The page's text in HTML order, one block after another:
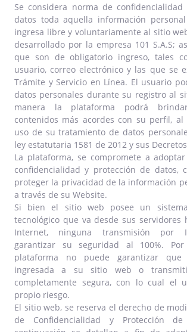
Se considera norma de
datos toda aquella información
ingresa libre y voluntariamente al sitio
desarrollado por la empresa 101 S.A.S;
que son de obligatorio ingreso, tales
usuario, correo electrónico y las que se
Trámite y Servicio en Línea. El usuario
datos personales durante su registro al
manera la plataforma podrá
contenidos más acordes con su perfil,
uso de su tratamiento de datos
ley estatutaria 1581 de 2012 y sus
La plataforma, se compromete a
confidencialidad y protección de datos,
proteger la privacidad de la información
a través de su Website.
Si bien el sitio web posee un
tecnológico que va desde sus servidores
Internet, ninguna transmisión por
garantizar su seguridad al 100%.
plataforma no puede garantizar que
ingresada a su sitio web o
completamente segura, con lo cual el
propio riesgo.
El sitio web, se reserva el derecho de
de Confidencialidad y Protección